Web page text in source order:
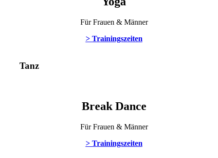
Für Frauen & Männer
> Trainingszeiten
Tanz
Break Dance
Für Frauen & Männer
> Trainingszeiten